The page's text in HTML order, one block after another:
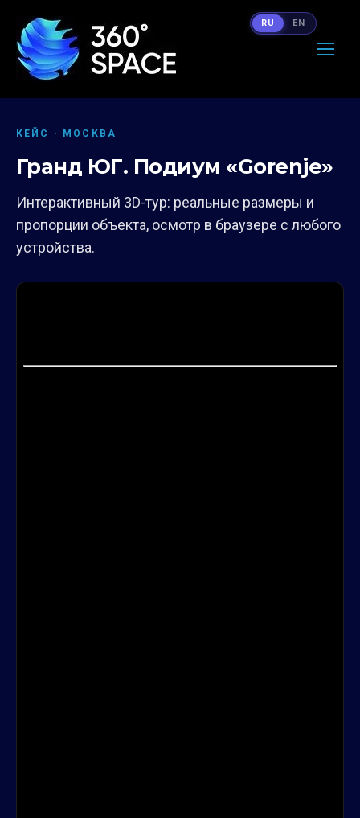
КЕЙС · МОСКВА
Гранд ЮГ. Подиум «Gorenje»
Интерактивный 3D-тур: реальные размеры и
пропорции объекта, осмотр в браузере с любого
устройства.
RU EN